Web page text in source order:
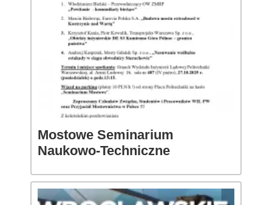
Mostowe Seminarium
Naukowo-Techniczne